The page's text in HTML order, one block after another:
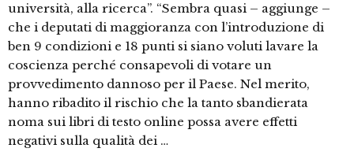
università, alla ricerca”. “Sembra quasi – aggiunge –
che i deputati di maggioranza con l’introduzione di
ben 9 condizioni e 18 punti si siano voluti lavare la
coscienza perché consapevoli di votare un
provvedimento dannoso per il Paese. Nel merito,
hanno ribadito il rischio che la tanto sbandierata
noma sui libri di testo online possa avere effetti
negativi sulla qualità dei …